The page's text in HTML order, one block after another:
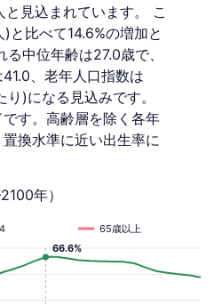
見込まれています。 こ
比べて14.6%の増加と
中位年齢は27.0歳で、
、老年人口指数は
)になる見込みです。
す。高齢層を除く各年
換水準に近い出生率に
年）
65歳以上
66.6%